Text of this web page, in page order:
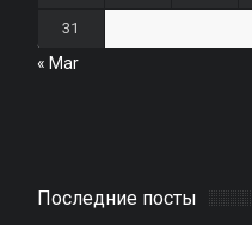
31
« Mar
Последние посты